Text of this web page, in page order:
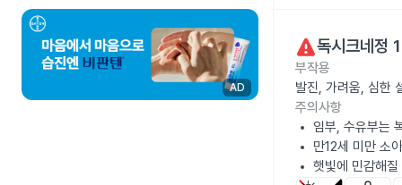
AD
독시크네정
부작용
발진, 가려움, 심한
주의사항
임부, 수유부는
만12세 미만 소
햇빛에 민감해